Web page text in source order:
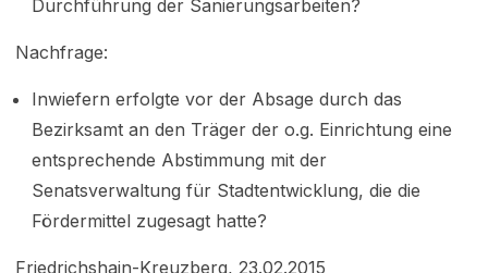
Durchführung der Sanierungsarbeiten?
Nachfrage:
Inwiefern erfolgte vor der Absage durch das
Bezirksamt an den Träger der o.g. Einrichtung eine
entsprechende Abstimmung mit der
Senatsverwaltung für Stadtentwicklung, die die
Fördermittel zugesagt hatte?
Friedrichshain-Kreuzberg, 23.02.2015